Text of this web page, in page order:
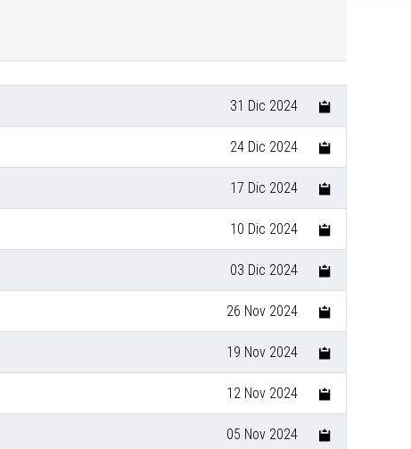
31 Dic 2024
24 Dic 2024
17 Dic 2024
10 Dic 2024
03 Dic 2024
26 Nov 2024
19 Nov 2024
12 Nov 2024
05 Nov 2024